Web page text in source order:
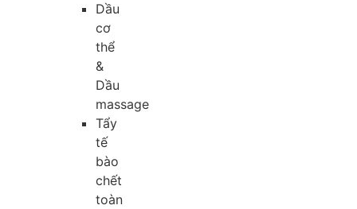
Dầu
cơ
thể
&
Dầu
massage
Tẩy
tế
bào
chết
toàn